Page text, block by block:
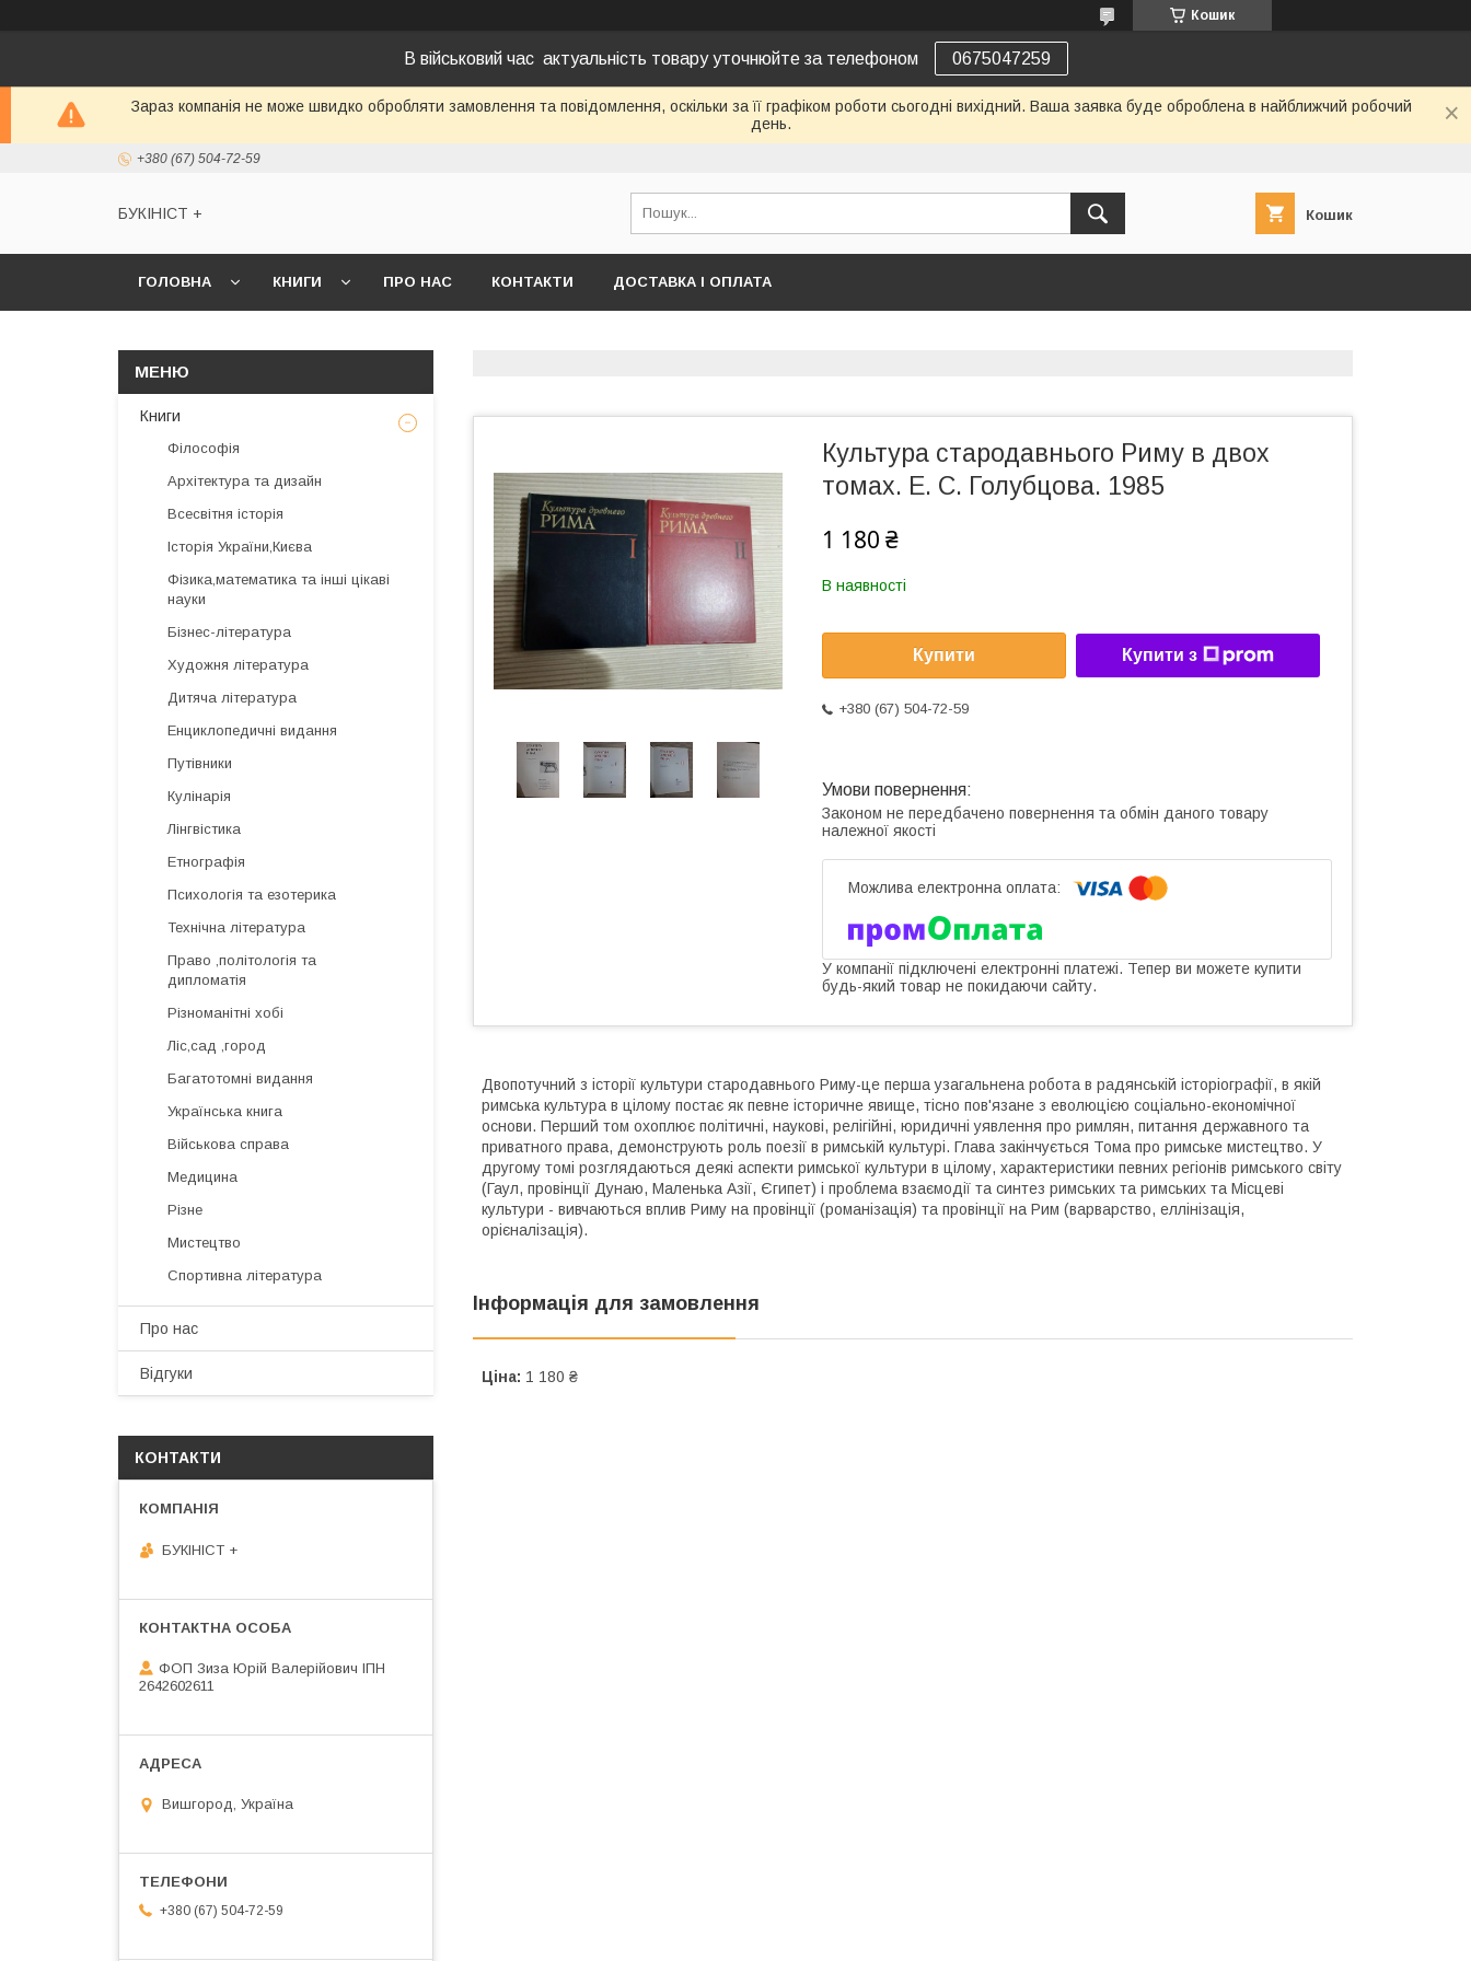
Кошик
В військовий час актуальність товару уточнюйте за телефоном 0675047259
Зараз компанія не може швидко обробляти замовлення та повідомлення, оскільки за її графіком роботи сьогодні вихідний. Ваша заявка буде оброблена в найближчий робочий
день.
+380 (67) 504-72-59
БУКІНІСТ + Кошик
ГОЛОВНА КНИГИ ПРО НАС КОНТАКТИ ДОСТАВКА І ОПЛАТА
Культура стародавнього Риму в двох
томах. Е. С. Голубцова. 1985
1 180 ₴
В наявності
Купити Купити з
+380 (67) 504-72-59
Законом не передбачено повернення та обмін даного товару
належної якості
У компанії підключені електронні платежі. Тепер ви можете купити
будь-який товар не покидаючи сайту.
Двопотучний з історії культури стародавнього Риму-це перша узагальнена робота в радянській історіографії, в якій
римська культура в цілому постає як певне історичне явище, тісно пов'язане з еволюцією соціально-економічної
основи. Перший том охоплює політичні, наукові, релігійні, юридичні уявлення про римлян, питання державного та
приватного права, демонструють роль поезії в римській культурі. Глава закінчується Тома про римське мистецтво. У
другому томі розглядаються деякі аспекти римської культури в цілому, характеристики певних регіонів римського світу
(Гаул, провінції Дунаю, Маленька Азії, Єгипет) і проблема взаємодії та синтез римських та римських та Місцеві
культури - вивчаються вплив Риму на провінції (романізація) та провінції на Рим (варварство, еллінізація,
орієналізація).
Інформація для замовлення
Ціна: 1 180 ₴
Книги
Філософія
Архітектура та дизайн
Всесвітня історія
Історія України,Києва
Фізика,математика та інші цікаві
науки
Бізнес-література
Художня література
Дитяча література
Енциклопедичні видання
Путівники
Кулінарія
Лінгвістика
Етнографія
Психологія та езотерика
Технічна література
Право ,політологія та
дипломатія
Різноманітні хобі
Ліс,сад ,город
Багатотомні видання
Українська книга
Військова справа
Медицина
Різне
Мистецтво
Спортивна література
Про нас
Відгуки
КОНТАКТИ
БУКІНІСТ +
ФОП Зиза Юрій Валерійович ІПН
2642602611
Вишгород, Україна
+380 (67) 504-72-59